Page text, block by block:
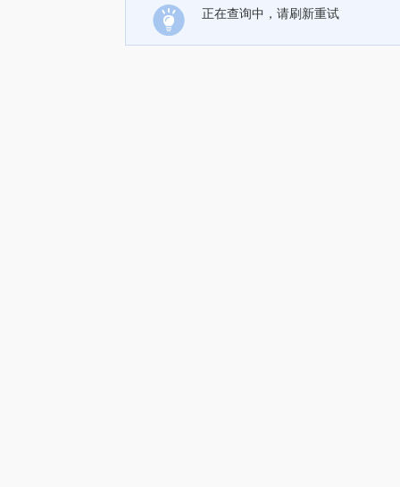
正在查询中，请刷新重试